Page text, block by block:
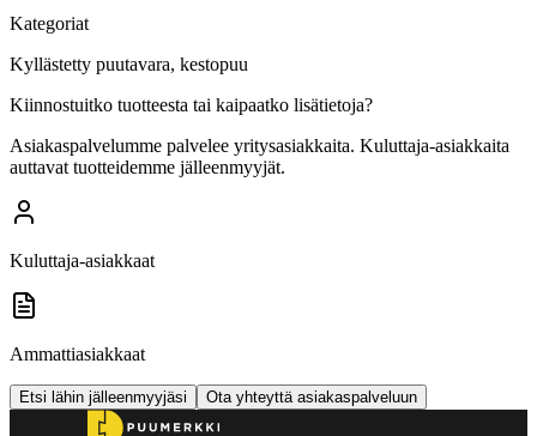
Kategoriat
Kyllästetty puutavara, kestopuu
Kiinnostuitko tuotteesta tai kaipaatko lisätietoja?
Asiakaspalvelumme palvelee yritysasiakkaita. Kuluttaja-asiakkaita
auttavat tuotteidemme jälleenmyyjät.
Kuluttaja-asiakkaat
Ammattiasiakkaat
Etsi lähin jälleenmyyjäsi Ota yhteyttä asiakaspalveluun